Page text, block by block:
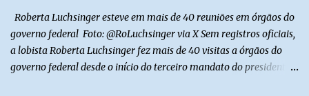
Roberta Luchsinger esteve em mais de 40 reuniões em órgãos do
governo federal Foto: @RoLuchsinger via X Sem registros oficiais,
a lobista Roberta Luchsinger fez mais de 40 visitas a órgãos do
governo federal desde o início do terceiro mandato do presidente